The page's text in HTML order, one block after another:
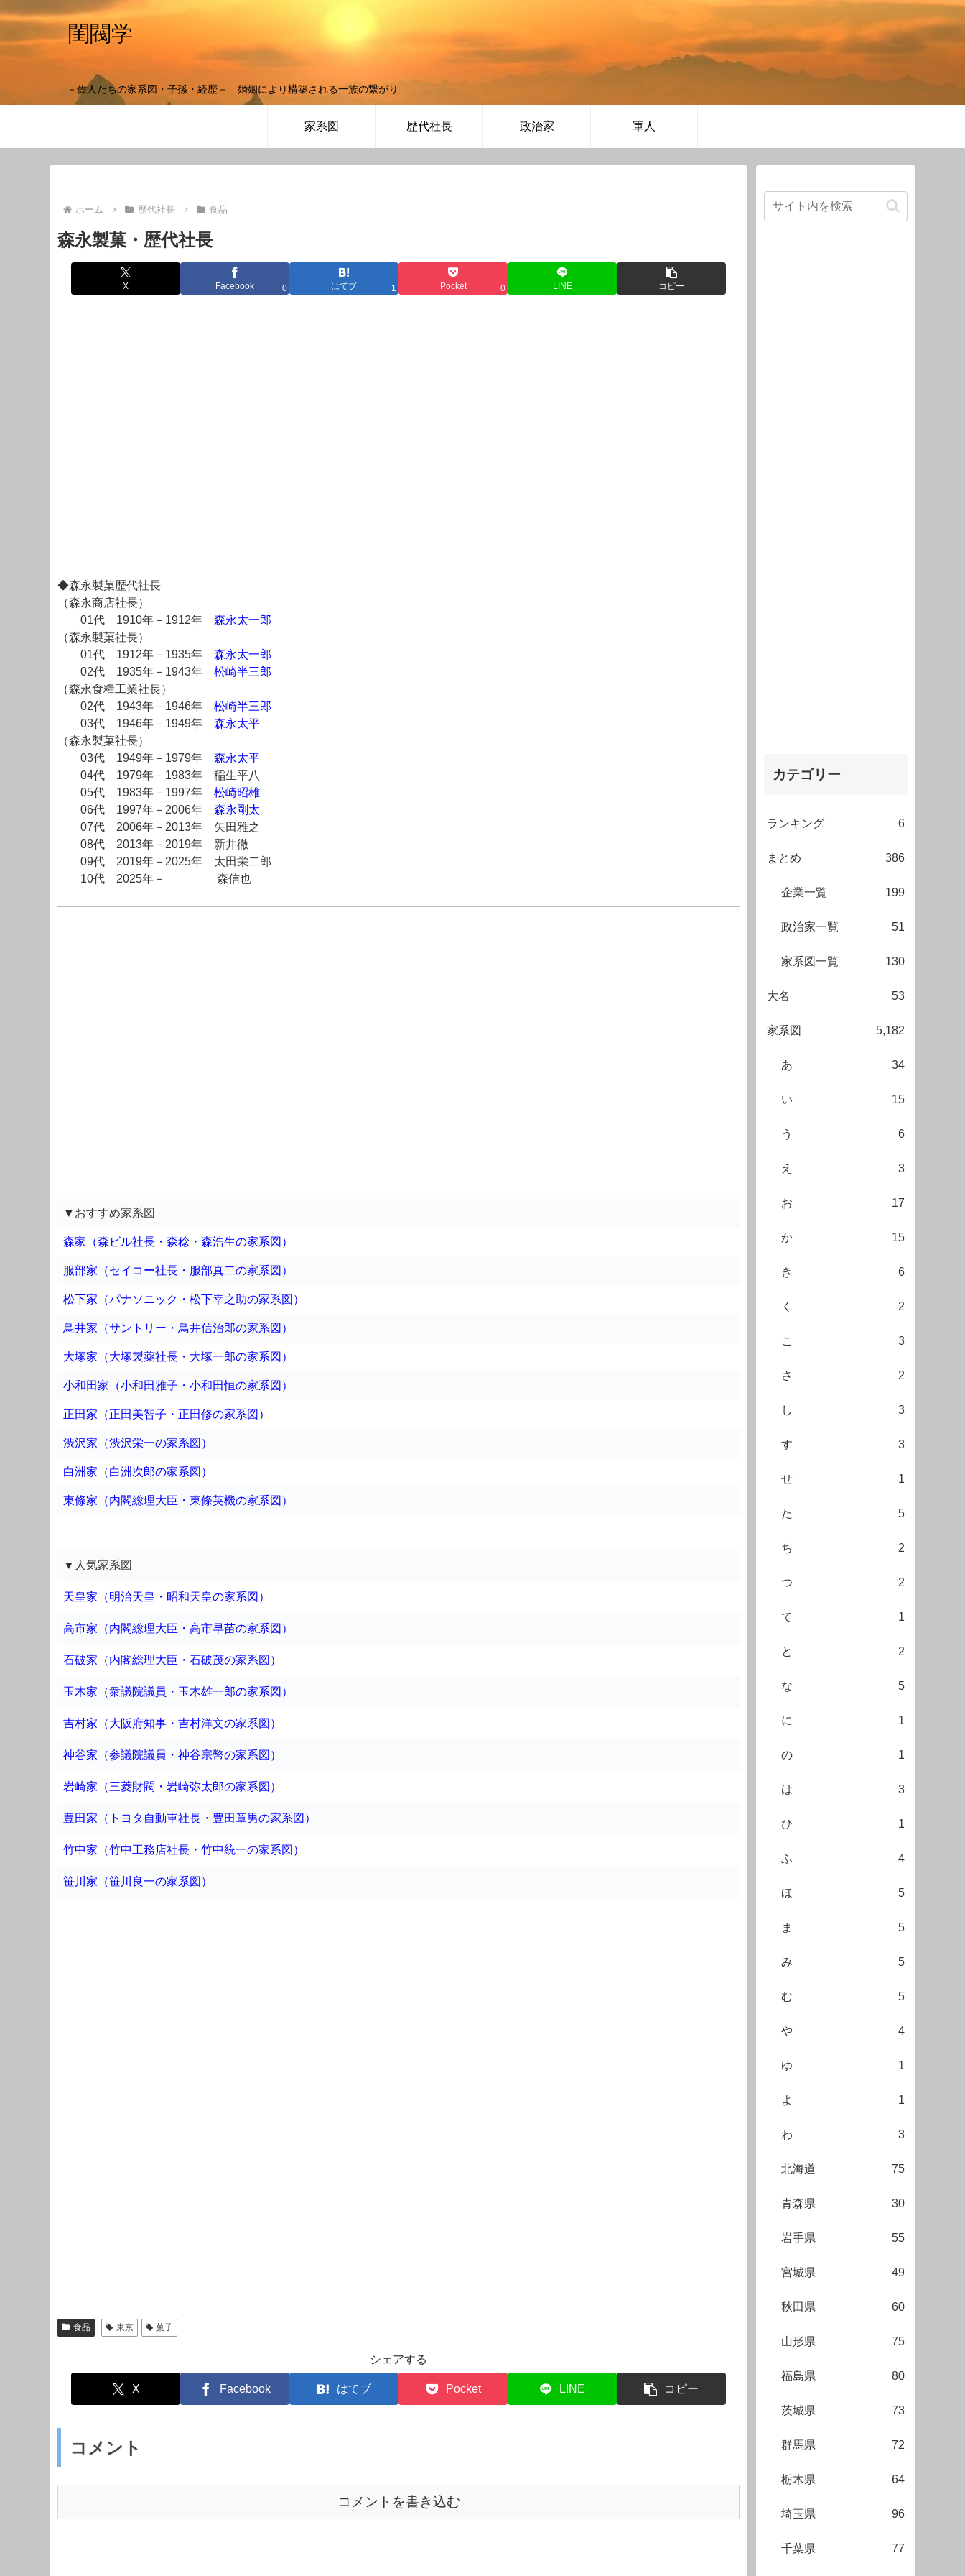
閨閥学
－偉人たちの家系図・子孫・経歴－ 婚姻により構築される一族の繋がり
家系図 歴代社長 政治家 軍人
ホーム 歴代社長 食品
森永製菓・歴代社長
X Facebook 0 はてブ 1 Pocket 0 LINE コピー
◆森永製菓歴代社長
（森永商店社長）
01代 1910年－1912年 森永太一郎
（森永製菓社長）
01代 1912年－1935年 森永太一郎
02代 1935年－1943年 松崎半三郎
（森永食糧工業社長）
02代 1943年－1946年 松崎半三郎
03代 1946年－1949年 森永太平
（森永製菓社長）
03代 1949年－1979年 森永太平
04代 1979年－1983年 稲生平八
05代 1983年－1997年 松崎昭雄
06代 1997年－2006年 森永剛太
07代 2006年－2013年 矢田雅之
08代 2013年－2019年 新井徹
09代 2019年－2025年 太田栄二郎
10代 2025年－ 森信也
▼おすすめ家系図
森家（森ビル社長・森稔・森浩生の家系図）
服部家（セイコー社長・服部真二の家系図）
松下家（パナソニック・松下幸之助の家系図）
鳥井家（サントリー・鳥井信治郎の家系図）
大塚家（大塚製薬社長・大塚一郎の家系図）
小和田家（小和田雅子・小和田恒の家系図）
正田家（正田美智子・正田修の家系図）
渋沢家（渋沢栄一の家系図）
白洲家（白洲次郎の家系図）
東條家（内閣総理大臣・東條英機の家系図）
▼人気家系図
天皇家（明治天皇・昭和天皇の家系図）
高市家（内閣総理大臣・高市早苗の家系図）
石破家（内閣総理大臣・石破茂の家系図）
玉木家（衆議院議員・玉木雄一郎の家系図）
吉村家（大阪府知事・吉村洋文の家系図）
神谷家（参議院議員・神谷宗幣の家系図）
岩崎家（三菱財閥・岩崎弥太郎の家系図）
豊田家（トヨタ自動車社長・豊田章男の家系図）
竹中家（竹中工務店社長・竹中統一の家系図）
笹川家（笹川良一の家系図）
食品 東京 菓子
シェアする
X Facebook はてブ Pocket LINE コピー
コメント
コメントを書き込む
カテゴリー
ランキング 6
まとめ 386
企業一覧 199
政治家一覧 51
家系図一覧 130
大名 53
家系図 5,182
あ 34
い 15
う 6
え 3
お 17
か 15
き 6
く 2
こ 3
さ 2
し 3
す 3
せ 1
た 5
ち 2
つ 2
て 1
と 2
な 5
に 1
の 1
は 3
ひ 1
ふ 4
ほ 5
ま 5
み 5
む 5
や 4
ゆ 1
よ 1
わ 3
北海道 75
青森県 30
岩手県 55
宮城県 49
秋田県 60
山形県 75
福島県 80
茨城県 73
群馬県 72
栃木県 64
埼玉県 96
千葉県 77